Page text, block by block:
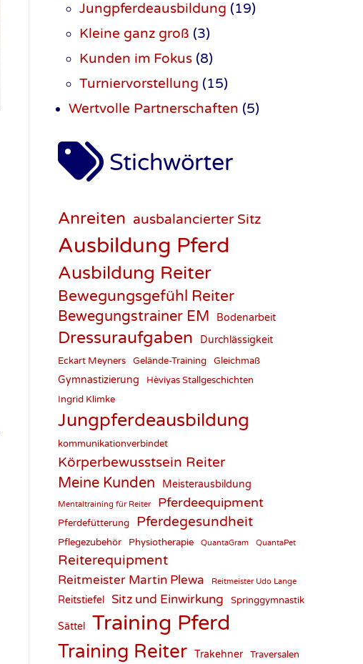
Jungpferdeausbildung (19)
Kleine ganz groß (3)
Kunden im Fokus (8)
Turniervorstellung (15)
Wertvolle Partner­schaften (5)
Stichwörter
Anreiten ausbalancierter Sitz
Ausbildung Pferd
Ausbildung Reiter
Bewegungsgefühl Reiter
Bewegungstrainer EM Bodenarbeit
Dressuraufgaben Durchlässigkeit
Eckart Meyners Gelände-Training Gleichmaß
Gymnastizierung
Hèviyas Stallgeschichten
Ingrid Klimke
Jungpferdeausbildung
kommunikationverbindet
Körperbewusstsein Reiter
Meine Kunden Meisterausbildung
Mentaltraining für Reiter Pferdeequipment
Pferdefütterung Pferdegesundheit
Pflegezubehör Physiotherapie QuantaGram QuantaPet
Reiterequipment
Reitmeister Martin Plewa Reitmeister Udo Lange
Reitstiefel Sitz und Einwirkung Springgymnastik
Sättel Training Pferd
Training Reiter Trakehner Traversalen